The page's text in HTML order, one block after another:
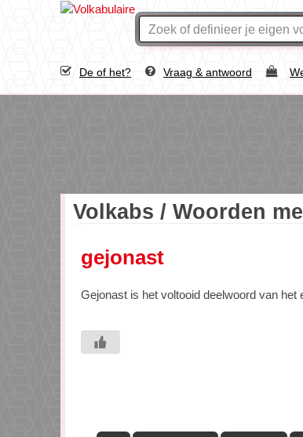
De of het? Vraag & antwoord
Volkabs / Woorden
gejonast
Gejonast is het voltooid deelwoord van het